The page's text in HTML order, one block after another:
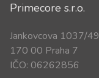
Primecore s.r.o.
Jankovcova 1037/49
170 00 Praha 7
IČO: 06262856